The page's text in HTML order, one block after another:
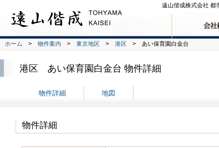
遠山偕成株式会社 都
沿革
地図
ホーム > 物件案内 > 東京地区 > 港区 > あい保育園白金台
港区 あい保育園白金台 物件詳細
物件詳細 地図
物件詳細